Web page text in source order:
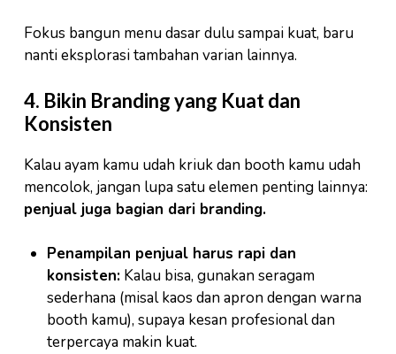
Fokus bangun menu dasar dulu sampai kuat, baru
nanti eksplorasi tambahan varian lainnya.
4. Bikin Branding yang Kuat dan
Konsisten
Kalau ayam kamu udah kriuk dan booth kamu udah
mencolok, jangan lupa satu elemen penting lainnya:
penjual juga bagian dari branding.
Penampilan penjual harus rapi dan
konsisten:Kalau bisa, gunakan seragam
sederhana (misal kaos dan apron dengan warna
booth kamu), supaya kesan profesional dan
terpercaya makin kuat.